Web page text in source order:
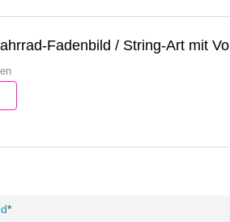
Fadenbild / String-Art mit
*